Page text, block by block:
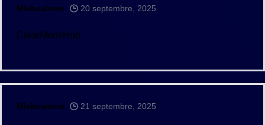
Michealvem 20 septembre, 2025
ClearMedsHub
Michealvem 21 septembre, 2025